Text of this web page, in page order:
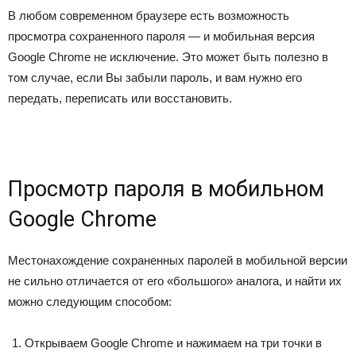
В любом современном браузере есть возможность
просмотра сохраненного пароля — и мобильная версия
Google Chrome не исключение. Это может быть полезно в
том случае, если Вы забыли пароль, и вам нужно его
передать, переписать или восстановить.
Просмотр пароля в мобильном
Google Chrome
Местонахождение сохраненных паролей в мобильной версии
не сильно отличается от его «большого» аналога, и найти их
можно следующим способом:
Открываем Google Chrome и нажимаем на три точки в